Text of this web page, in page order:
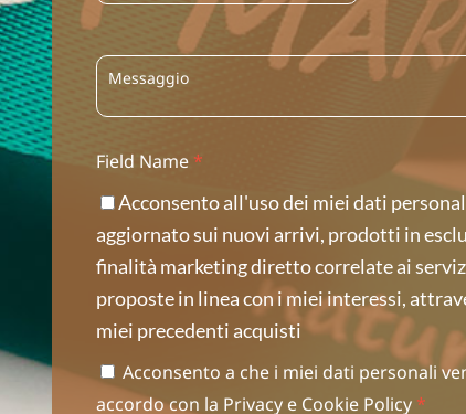
Field Name *
Acconsento all'uso dei miei dati
aggiornato sui nuovi arrivi, prodotti in
finalità marketing diretto correlate ai
proposte in linea con i miei interessi,
miei precedenti acquisti
Acconsento a che i miei dati personali
accordo con la Privacye Cookie Policy *